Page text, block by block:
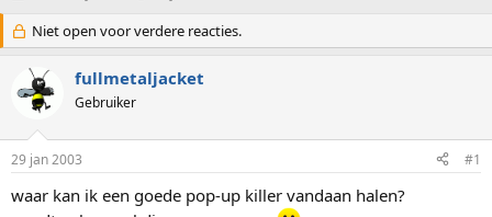
d
e
r
w
e
p
s
t
a
a
r
t
d
m
Niet open voor verdere reacties.
fullmetaljacket
Gebruiker
29 jan 2003 #1
waar kan ik een goede pop-up killer vandaan halen?